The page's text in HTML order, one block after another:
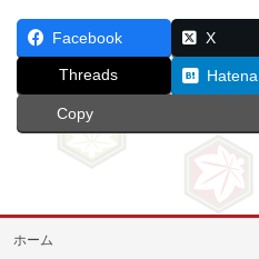
Facebook X
Threads Hatena
Copy
ホーム